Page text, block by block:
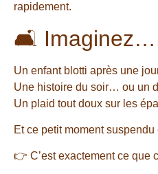
rapidement.
🛋 Imaginez…
Un enfant blotti après une
Une histoire du soir… ou un
Un plaid tout doux sur les
Et ce petit moment suspendu
👉 C’est exactement ce que